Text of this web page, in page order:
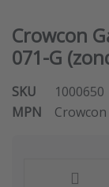
Crowcon
071-G
SKU
1000650
MPN
Crowcon